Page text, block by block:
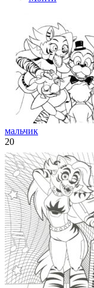
мальчик
20